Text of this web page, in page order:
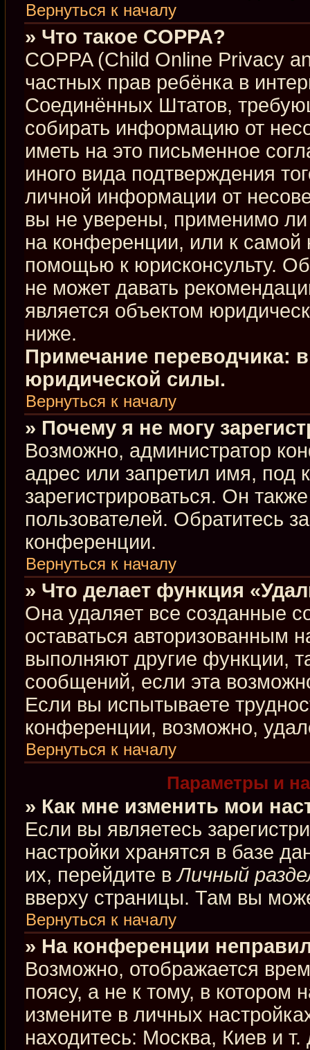
Вернуться к началу
» Что такое COPPA?
COPPA (Child Online Privacy
частных прав ребёнка в
Соединённых Штатов,
собирать информацию от
иметь на это письменное
иного вида подтверждения
личной информации от
вы не уверены, применимо
на конференции, или к самой
помощью к юрисконсульту.
не может давать
является объектом
ниже.
Примечание переводчика:
юридической силы.
Вернуться к началу
» Почему я не могу
Возможно, администратор
адрес или запретил имя, под
зарегистрироваться. Он
пользователей. Обратитесь
конференции.
Вернуться к началу
» Что делает функция
Она удаляет все созданные
оставаться авторизованным
выполняют другие функции,
сообщений, если эта
Если вы испытываете
конференции, возможно,
Вернуться к началу
Параметры и
» Как мне изменить мои
Если вы являетесь
настройки хранятся в базе
их, перейдите вЛичный
вверху страницы. Там вы
Вернуться к началу
» На конференции
Возможно, отображается
поясу, а не к тому, в котором
измените в личных
находитесь: Москва, Киев и